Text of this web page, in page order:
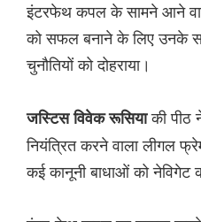
इंटरफेथ कपल के सामने आने
को सफल बनाने के लिए उनके
चुनौतियों को दोहराया।
जस्टिस विवेक रूसियाकी पीठ
नियंत्रित करने वाला लीगल
कई कानूनी बाधाओं को नेविगेट